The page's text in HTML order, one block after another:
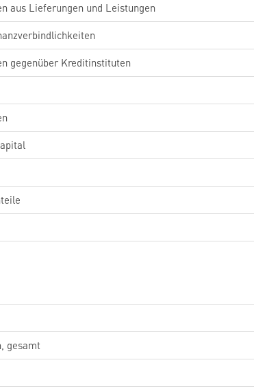
aus Lieferungen und Leistungen
gegenüber Kreditinstituten
gesamt